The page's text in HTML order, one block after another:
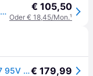
Sommerreifen Nexen 205/55 R17 95V N'blue HD Plus XL € 105,50
Oder € 18,45/Mon.¹
2x Nexen N Blue HD PLUS XL 205/55R17 95V Reifen Sommer PKW€ 179,99